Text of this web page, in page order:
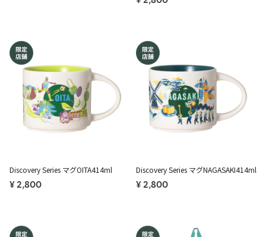
Discovery Series マグOITA414ml
¥ 2,800
Discovery Series マグNAGASAKI414ml
¥ 2,800